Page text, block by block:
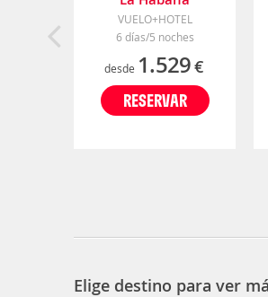
VUELO+HOTEL
6 días/5 noches
desde 1.529€
RESERVAR
Elige destino para ver